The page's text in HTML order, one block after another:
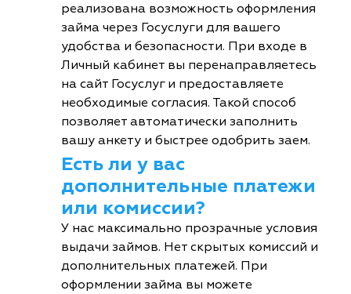
реализована возможность оформления
займа через Госуслуги для вашего
удобства и безопасности. При входе в
Личный кабинет вы перенаправляетесь
на сайт Госуслуг и предоставляете
необходимые согласия. Такой способ
позволяет автоматически заполнить
вашу анкету и быстрее одобрить заем.
Есть ли у вас
дополнительные платежи
или комиссии?
У нас максимально прозрачные условия
выдачи займов. Нет скрытых комиссий и
дополнительных платежей. При
оформлении займа вы можете